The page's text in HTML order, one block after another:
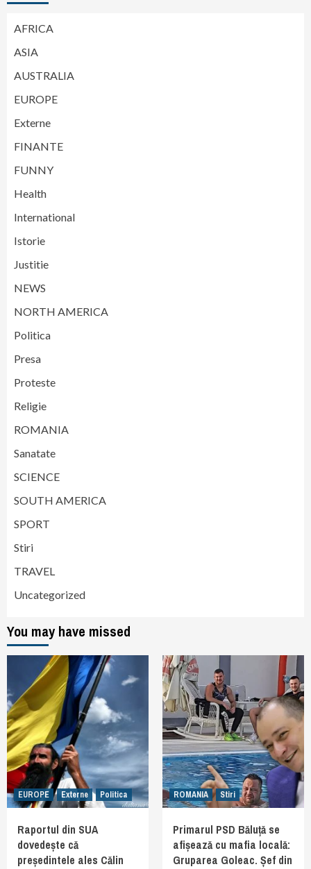
AFRICA
ASIA
AUSTRALIA
EUROPE
Externe
FINANTE
FUNNY
Health
International
Istorie
Justitie
NEWS
NORTH AMERICA
Politica
Presa
Proteste
Religie
ROMANIA
Sanatate
SCIENCE
SOUTH AMERICA
SPORT
Stiri
TRAVEL
Uncategorized
You may have missed
EUROPE Externe Politica
Raportul din SUA
dovedește că
președintele ales Călin
ROMANIA Stiri
Primarul PSD Băluță se
afișează cu mafia locală:
Gruparea Goleac. Șef din